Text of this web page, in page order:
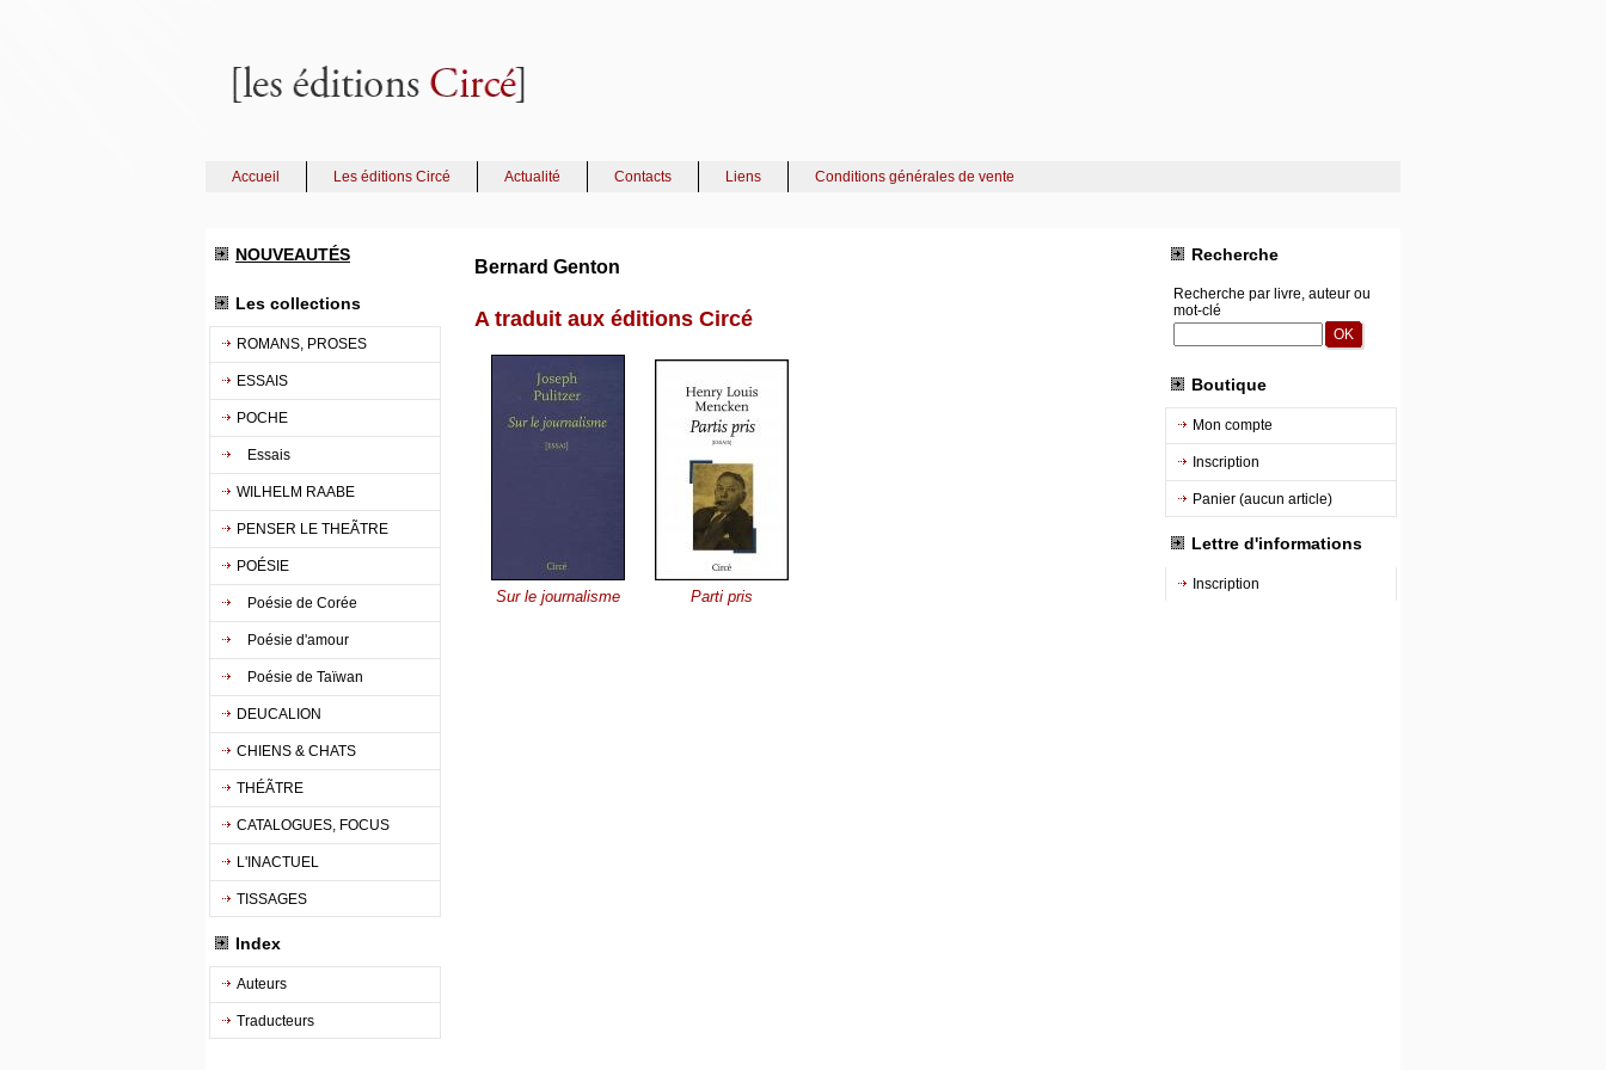
Accueil Les éditions Circé Actualité Contacts Liens Conditions générales de vente
NOUVEAUTÉS
Les collections
ROMANS, PROSES
ESSAIS
POCHE
Essais
WILHELM RAABE
PENSER LE THEÃTRE
POÉSIE
Poésie de Corée
Poésie d'amour
Poésie de Taïwan
DEUCALION
CHIENS & CHATS
THÉÃTRE
CATALOGUES, FOCUS
L'INACTUEL
TISSAGES
Index
Auteurs
Traducteurs
Bernard Genton
A traduit aux éditions Circé
Sur le journalisme Parti pris
Recherche
Recherche par livre, auteur ou
mot-clé
Boutique
Mon compte
Inscription
Panier (aucun article)
Lettre d'informations
Inscription